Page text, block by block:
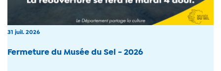
31 juil. 2026
Fermeture du Musée du Sel - 2026